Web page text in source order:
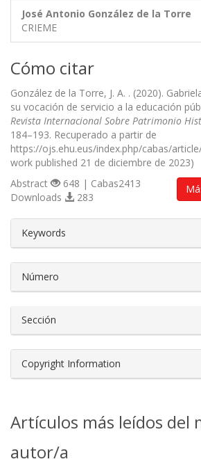
José Antonio González de la Torre
CRIEME
Cómo citar
González de la Torre, J. A. . (2020).
su vocación de servicio a la educación
Revista Internacional Sobre Patrimonio
184–193. Recuperado a partir de
https://ojs.ehu.eus/index.php/cabas/
work published 21 de diciembre de 2023)
Abstract
648 | Cabas2413
Downloads
283
Keywords
Número
Sección
Copyright Information
Artículos más leídos del
autor/a